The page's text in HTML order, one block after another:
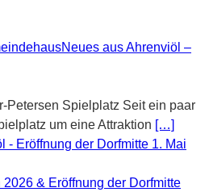
Neues aus Ahrenviöl –
Petersen Spielplatz Seit ein paar
um eine Attraktion […]
& Eröffnung der Dorfmitte